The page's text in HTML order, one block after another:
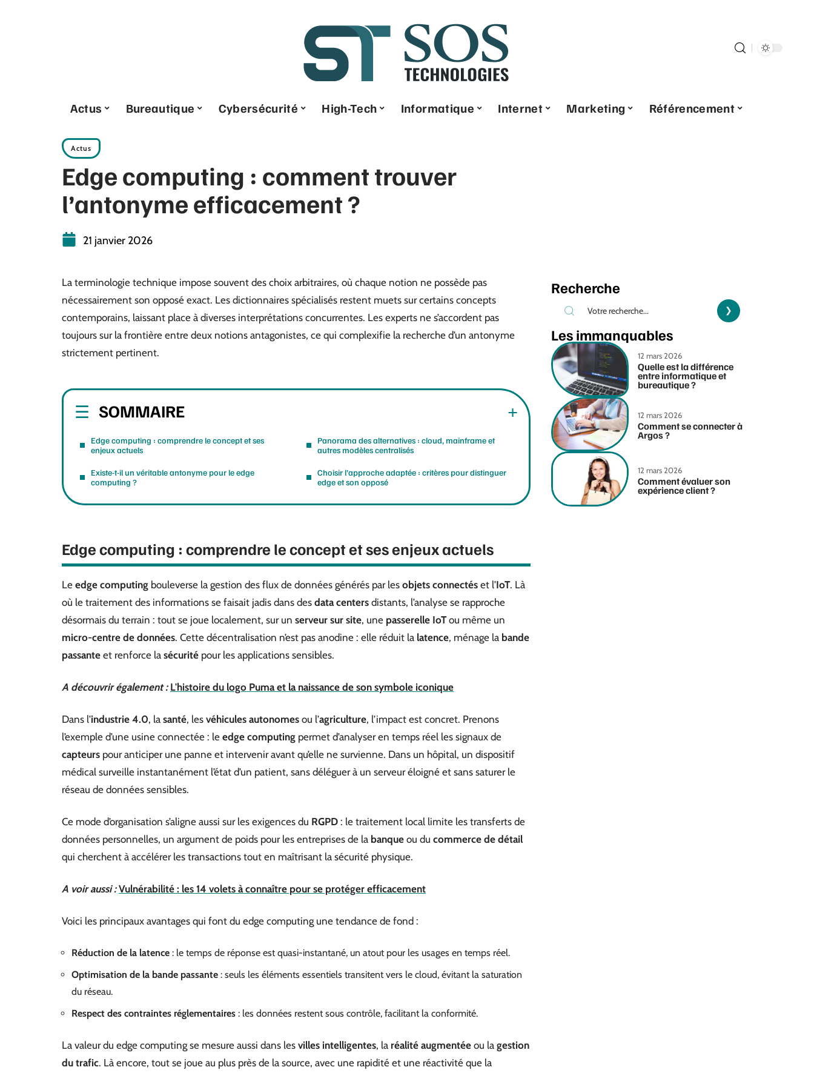
Actus Bureautique Cybersécurité High-Tech Informatique Internet Marketing Référencement
Actus
Edge computing : comment trouver
l’antonyme efficacement ?
21 janvier 2026
La terminologie technique impose souvent des choix arbitraires, où chaque notion ne possède pas
nécessairement son opposé exact. Les dictionnaires spécialisés restent muets sur certains concepts
contemporains, laissant place à diverses interprétations concurrentes. Les experts ne s’accordent pas
toujours sur la frontière entre deux notions antagonistes, ce qui complexifie la recherche d’un antonyme
strictement pertinent.
SOMMAIRE
Edge computing : comprendre le concept et ses
enjeux actuels
Existe-t-il un véritable antonyme pour le edge
computing ?
Panorama des alternatives : cloud, mainframe et
autres modèles centralisés
Choisir l’approche adaptée : critères pour distinguer
edge et son opposé
Edge computing : comprendre le concept et ses enjeux actuels
Le edge computing bouleverse la gestion des flux de données générés par les objets connectés et l’IoT. Là
où le traitement des informations se faisait jadis dans des data centers distants, l’analyse se rapproche
désormais du terrain : tout se joue localement, sur un serveur sur site, une passerelle IoTou même un
micro-centre de données. Cette décentralisation n’est pas anodine : elle réduit la latence, ménage la bande
passante et renforce la sécurité pour les applications sensibles.
A découvrir également : L'histoire du logo Puma et la naissance de son symbole iconique
Dans l’industrie 4.0, la santé, les véhicules autonomes ou l’agriculture, l’impact est concret. Prenons
l’exemple d’une usine connectée : le edge computing permet d’analyser en temps réel les signaux de
capteurs pour anticiper une panne et intervenir avant qu’elle ne survienne. Dans un hôpital, un dispositif
médical surveille instantanément l’état d’un patient, sans déléguer à un serveur éloigné et sans saturer le
réseau de données sensibles.
Ce mode d’organisation s’aligne aussi sur les exigences du RGPD : le traitement local limite les transferts de
données personnelles, un argument de poids pour les entreprises de la banque ou du commerce de détail
qui cherchent à accélérer les transactions tout en maîtrisant la sécurité physique.
A voir aussi : Vulnérabilité : les 14 volets à connaître pour se protéger efficacement
Voici les principaux avantages qui font du edge computing une tendance de fond :
Réduction de la latence : le temps de réponse est quasi-instantané, un atout pour les usages en temps réel.
Optimisation de la bande passante : seuls les éléments essentiels transitent vers le cloud, évitant la saturation
du réseau.
Respect des contraintes réglementaires : les données restent sous contrôle, facilitant la conformité.
La valeur du edge computing se mesure aussi dans les villes intelligentes, la réalité augmentée ou la gestion
du trafic. Là encore, tout se joue au plus près de la source, avec une rapidité et une réactivité que la
Recherche
Les immanquables
12 mars 2026
Quelle est la différence
entre informatique et
bureautique ?
12 mars 2026
Comment se connecter à
Argos ?
12 mars 2026
Comment évaluer son
expérience client ?